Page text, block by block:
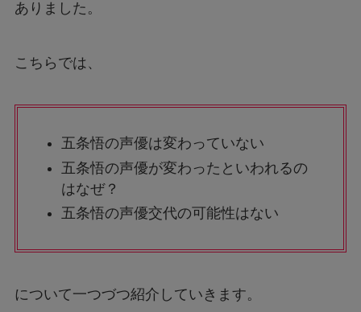
ありました。
こちらでは、
五条悟の声優は変わっていない
五条悟の声優が変わったといわれるの
はなぜ？
五条悟の声優交代の可能性はない
について一つづつ紹介していきます。